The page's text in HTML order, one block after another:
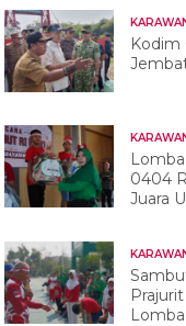
Kodim
0404
Juara
Lomba